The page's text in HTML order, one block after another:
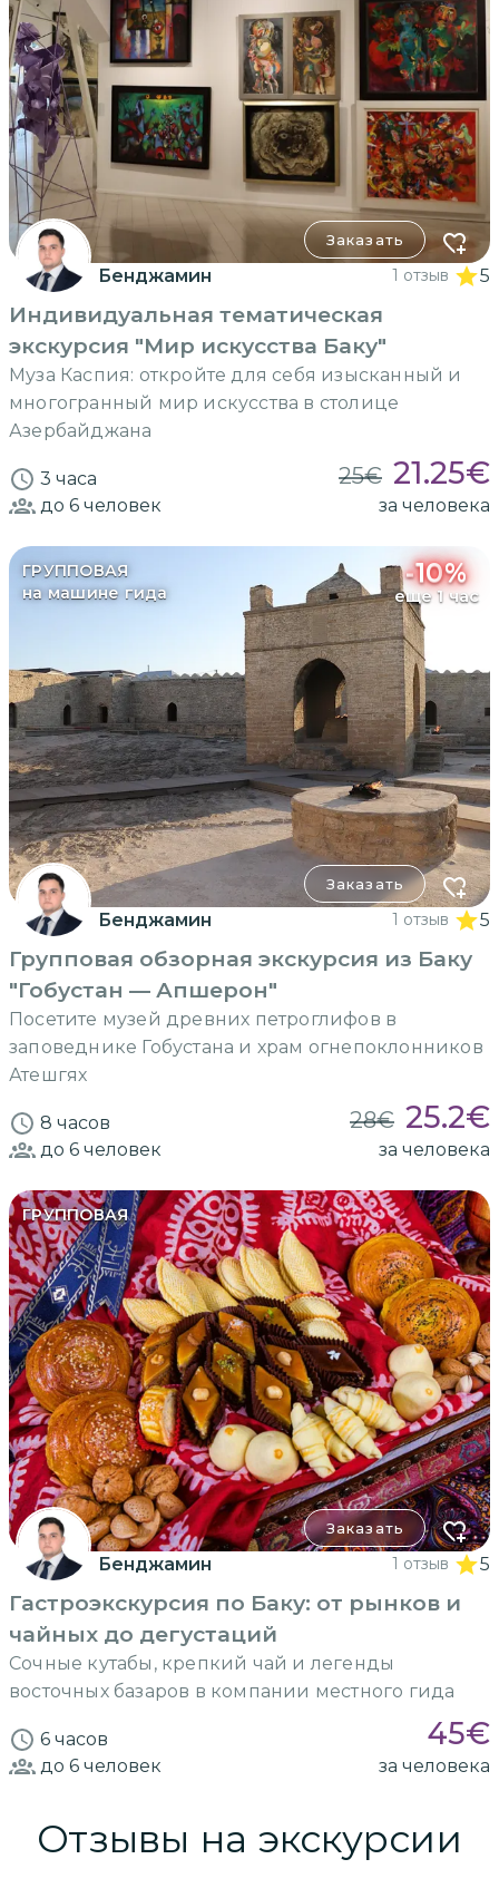
Заказать
Бенджамин 1 отзыв 5
Индивидуальная тематическая
экскурсия "Мир искусства Баку"
Муза Каспия: откройте для себя изысканный и
многогранный мир искусства в столице
Азербайджана
3 часа 25€ 21.25€
до 6 человек за человека
ГРУППОВАЯ
на машине гида
-10%
еще 1 час
Заказать
Бенджамин 1 отзыв 5
Групповая обзорная экскурсия из Баку
"Гобустан — Апшерон"
Посетите музей древних петроглифов в
заповеднике Гобустана и храм огнепоклонников
Атешгях
8 часов 28€ 25.2€
до 6 человек за человека
ГРУППОВАЯ
Заказать
Бенджамин 1 отзыв 5
Гастроэкскурсия по Баку: от рынков и
чайных до дегустаций
Сочные кутабы, крепкий чай и легенды
восточных базаров в компании местного гида
6 часов 45€
до 6 человек за человека
Отзывы на экскурсии